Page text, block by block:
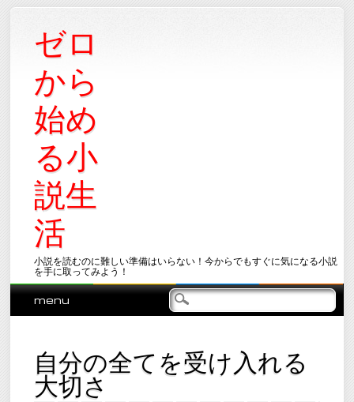
ゼロ
から
始め
る小
説生
活
小説を読むのに難しい準備はいらない！今からでもすぐに気になる小説
を手に取ってみよう！
Main menu
Skip
menu
自分の全てを受け入れる
大切さ